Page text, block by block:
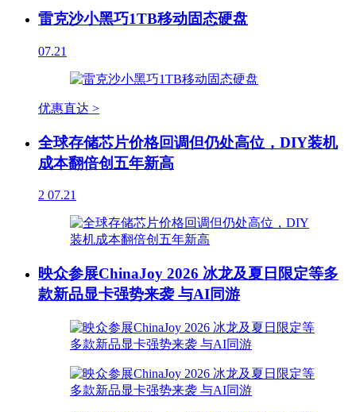
雷克沙小黑巧1TB移动固态硬盘
07.21
优惠直达 >
全球存储芯片价格回调但仍处高位，DIY装机
成本翻倍创五年新高
2 07.21
映众参展ChinaJoy 2026 冰龙及夏日限定等多
款新品显卡强势来袭 与AI同游